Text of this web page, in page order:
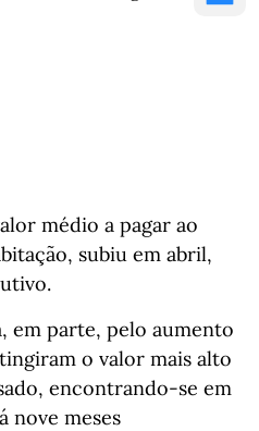
médio a pagar ao
subiu em abril,
em parte, pelo aumento
o valor mais alto
encontrando-se em
nove meses